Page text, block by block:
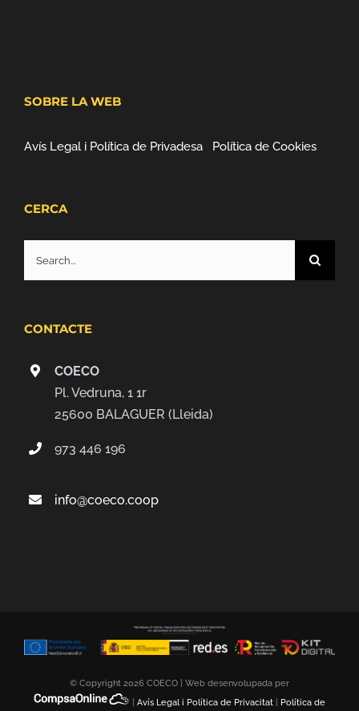
SOBRE LA WEB
Avís Legal i Política de Privadesa Política de Cookies
CERCA
for:
CONTACTE
COECO
Pl. Vedruna, 1 1r
25600 BALAGUER (Lleida)
973 446 196
info@coeco.coop
© Copyright 2026 COECO | Web desenvolupada per
Avís Legal i Política de Privacitat Política de